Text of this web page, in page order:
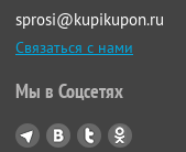
sprosi@kupikupon.ru
Связаться с нами
Мы в Соцсетях